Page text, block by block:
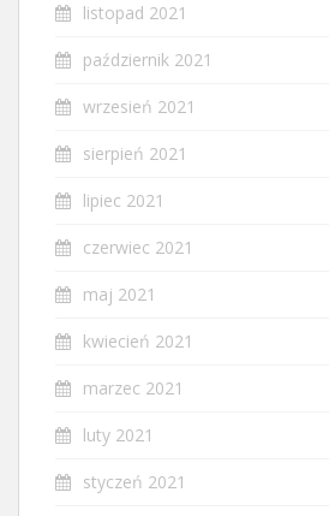
listopad 2021
październik 2021
wrzesień 2021
sierpień 2021
lipiec 2021
czerwiec 2021
maj 2021
kwiecień 2021
marzec 2021
luty 2021
styczeń 2021